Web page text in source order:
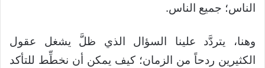
الناس؛ جميع الناس.
وهنا، يتردَّد علينا السؤال الذي ظلَّ يشغل عقول
الكثيرين ردحاً من الزمان؛ كيف يمكن أن نخطِّط للتأكد